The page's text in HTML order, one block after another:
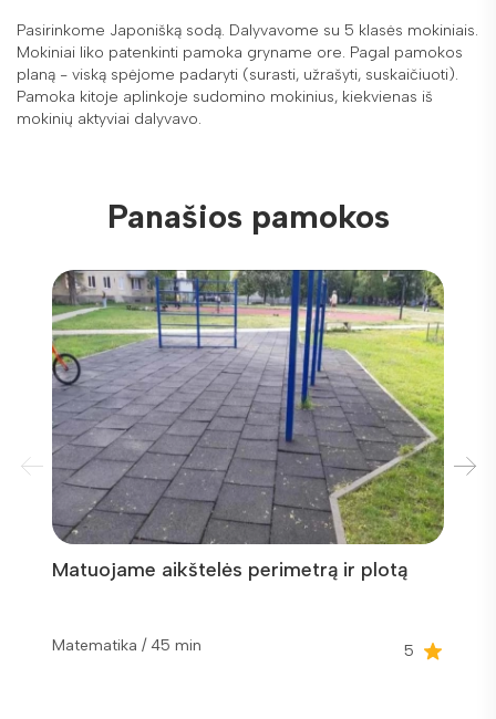
Pasirinkome Japonišką sodą. Dalyvavome su 5 klasės mokiniais.
Mokiniai liko patenkinti pamoka gryname ore. Pagal pamokos
planą - viską spėjome padaryti (surasti, užrašyti, suskaičiuoti).
Pamoka kitoje aplinkoje sudomino mokinius, kiekvienas iš
mokinių aktyviai dalyvavo.
Panašios pamokos
Matuojame aikštelės perimetrą ir plotą
Matematika / 45 min 5